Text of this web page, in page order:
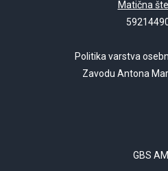
Matična
Politika varstva
Zavodu Antona
GBS